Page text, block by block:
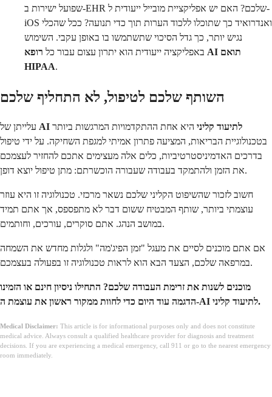
שפועל ישירות ב-EHR שלכם? האם יש אפליקציית מובייל ייעודית ל-
iOS ואנדרואיד כך שתוכלו ללכוד הערות תוך כדי תנועה? ככל שהכלי
נגיש יותר, כך גדל הסיכוי שתשתמשו בו באופן עקבי. השימוש
באפליקציה ייעודית הוא יתרון עצום עבור כל רופא AI תואם
HIPAA.
השותף שלכם לטיפול, לא התחליף שלכם
AI לתיעוד קליני היא אחת ההתקדמויות המרגשות ביותר
בטכנולוגיית הבריאות, המציעה פתרון אמיתי למגפת השחיקה. על ידי טיפול
בדרכים האדמיניסטרטיביות, כלים אלה מעצימים אתכם להחזיר לעצמכם
את הזמן ולהתמקד בעבודה שעבורה הוכשרתם: מתן טיפול יוצא דופן.
חשוב לזכור שהשיפוט הקליני שלכם נשאר מרכזי. טכנולוגיה זו היא עוזר
עוצמתי ביותר, שותף המבטיח ששום דבר לא מתפספס, אך אתם תמיד
במושב הנהג. אתם סוקרים, עורכים, וחותמים.
אם אתם מוכנים לסיים את מעגל "זמן הפיג'מה" ולגלות מחדש את השמחה
במרפאה שלכם, הצעד הבא הוא לראות טכנולוגיה זו בפעולה בעצמכם.
מוכנים לשנות את זרימת העבודה שלכם? התחילו ניסיון חינם או הזמינו
הדגמה עוד היום כדי לחוות ממקור ראשון את עוצמת ה-AI לתיעוד קליני.
Medical Disclaimer: This article is for informational purposes only and does not constitute
medical advice. Always consult a qualified healthcare provider for diagnosis and treatment
decisions. If you are experiencing a medical emergency, call 911 or go to the nearest emergency
room immediately.